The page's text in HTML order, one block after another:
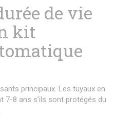
de vie
kit
principaux. Les tuyaux en
7-8 ans s’ils sont protégés du